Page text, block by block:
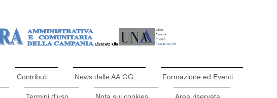
Contributi News dalle AA.GG. Formazione ed Eventi